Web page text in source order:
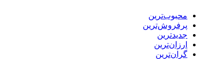
محبوب‌ترین
پرفروش‌ترین
جدیدترین
ارزان‌ترین
گران‌ترین